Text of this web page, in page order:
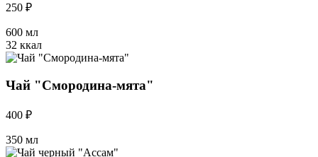
250 ₽
600 мл
32 ккал
Чай "Смородина-мята"
400 ₽
350 мл